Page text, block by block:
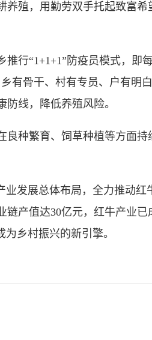
殖，用勤劳双手托起致富希
行“1+1+1”防疫员模式，即
有骨干、村有专员、户有明白
线，降低养殖风险。
种繁育、饲草种植等方面持
发展总体布局，全力推动红
产值达30亿元，红牛产业
乡村振兴的新引擎。